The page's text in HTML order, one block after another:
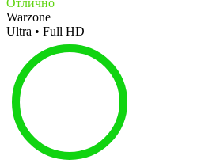
Warzone
Ultra • Full HD